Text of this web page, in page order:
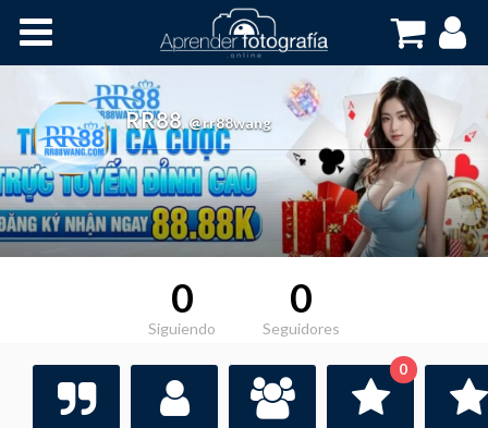
Cursos OnLine
RR88 @rr88wang
0
Siguiendo
0
Seguidores
0